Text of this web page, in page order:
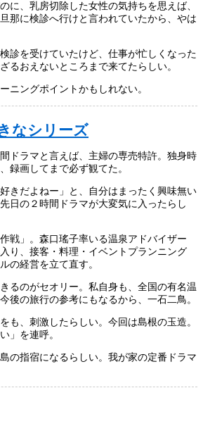
に、乳房切除した女性の気持ちを思えば、
那に検診へ行けと言われていたから、やは
診を受けていたけど、仕事が忙しくなった
るおえないところまで来てたらしい。
ニングポイントかもしれない。
なシリーズ
ドラマと言えば、主婦の専売特許。独身時
録画してまで必ず観てた。
きだよねー」と、自分はまったく興味無い
日の２時間ドラマが大変気に入ったらし
戦」。森口瑤子率いる温泉アドバイザー
り、接客・料理・イベントプランニング
の経営を立て直す。
るのがセオリー。私自身も、全国の有名温
後の旅行の参考にもなるから、一石二鳥。
も、刺激したらしい。今回は島根の玉造。
」を連呼。
の指宿になるらしい。我が家の定番ドラマ